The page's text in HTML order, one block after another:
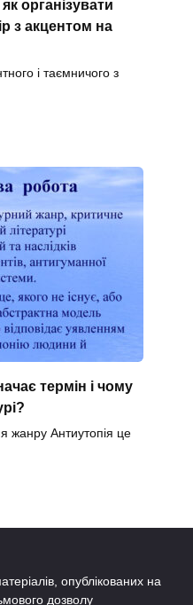
організувати
з акцентом на
і таємничого з
термін і чому
жанру Антиутопія це
опублікованих на
дозволу